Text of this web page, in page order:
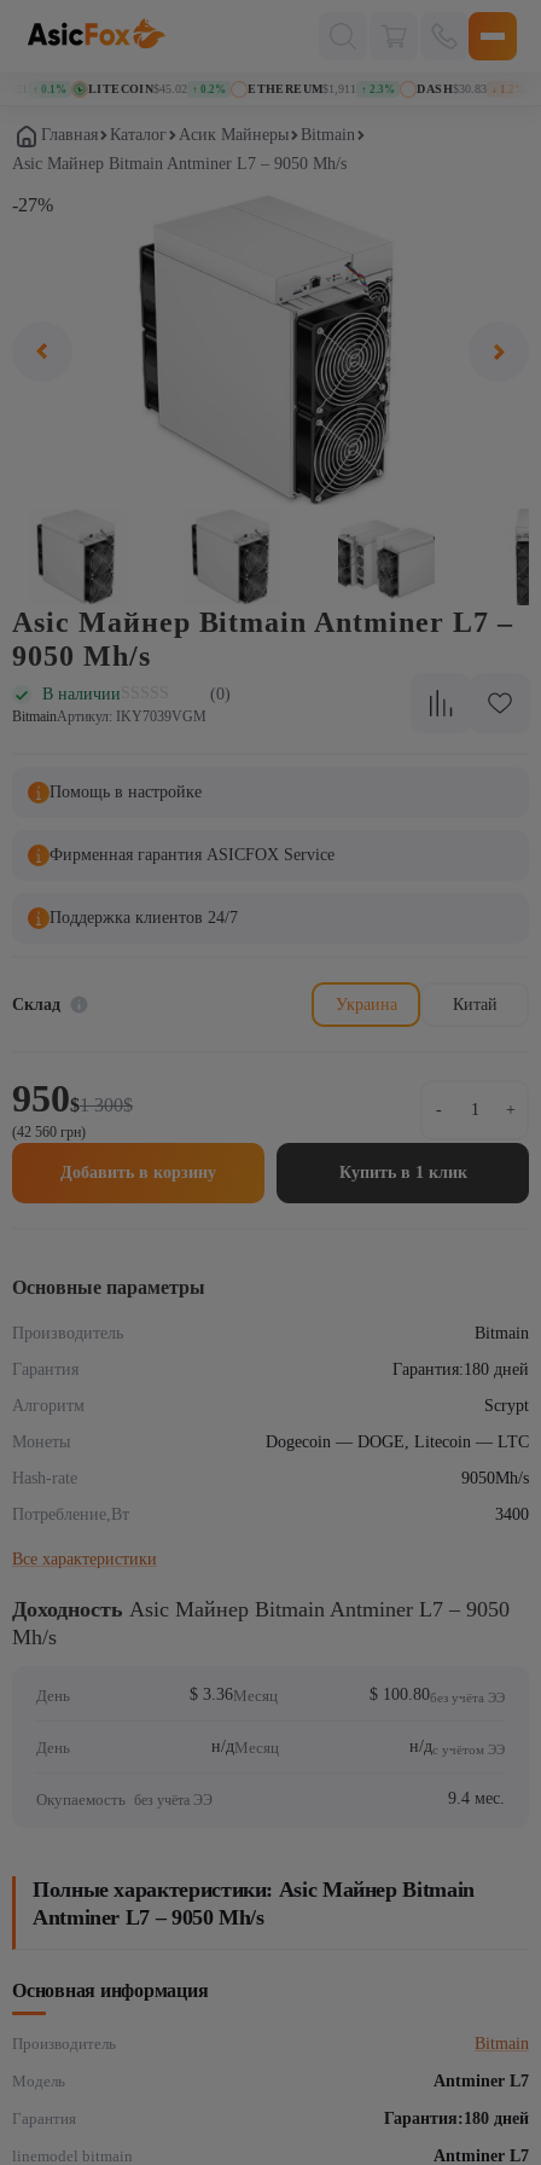
↑ 0.1% LITECOIN$45.02 ↑ 0.2% ETHEREUM$1,911 ↑ 2.3% DASH$30.83 ↓ 1.2%
Главная Каталог Асик Майнеры
Bitmain
Asic Майнер Bitmain Antminer L7 – 9050 Mh/s
-27%
Asic Майнер Bitmain Antminer L7 –
9050 Mh/s
В наличии (0)
BitmainАртикул: IKY7039VGM
Помощь в настройке
Фирменная гарантия ASICFOX Service
Поддержка клиентов 24/7
Склад Украина Китай
1 300$
Первоначальная
цена
составляла
1
950$
Текущая
цена:
950$.
(42 560 грн)
-
товара
Asic
Майнер
+
Добавить в корзину Купить в 1 клик
Основные параметры
Производитель
Bitmain
Гарантия
Гарантия:180 дней
Алгоритм
Scrypt
Монеты
Dogecoin — DOGE, Litecoin — LTC
Hash-rate
9050Mh/s
Потребление,Вт
3400
Все характеристики
Доходность Asic Майнер Bitmain Antminer L7 – 9050
Mh/s
День $ 3.36Месяц $ 100.80без учёта ЭЭ
День н/дМесяц н/дс учётом ЭЭ
Окупаемость без учёта ЭЭ 9.4 мес.
Полные характеристики: Asic Майнер Bitmain
Antminer L7 – 9050 Mh/s
Основная информация
Производитель Bitmain
Модель Antminer L7
Гарантия Гарантия:180 дней
linemodel bitmain Antminer L7